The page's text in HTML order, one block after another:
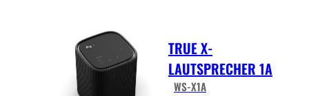
TRUE X-
LAUTSPRECHER 1A
WS-X1A